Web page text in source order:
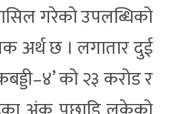
गरेको उपलब्धिको
अर्थ छ । लगातार दुई
को २३ करोड र